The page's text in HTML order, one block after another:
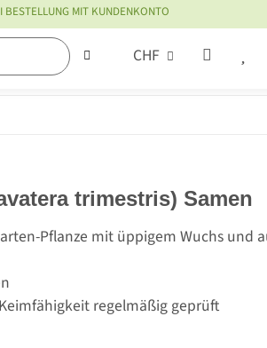
BESTELLUNG MIT KUNDENKONTO
CHF
trimestris) Samen
Pflanze mit üppigem Wuchs und
regelmäßig geprüft